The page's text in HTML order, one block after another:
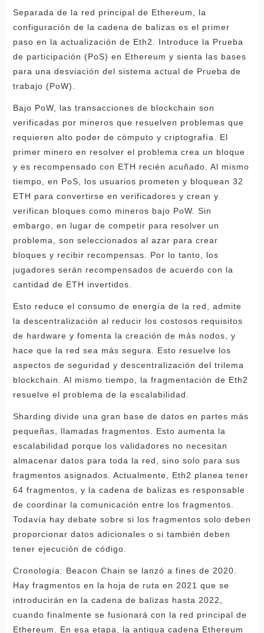
Separada de la red principal de Ethereum, la
configuración de la cadena de balizas es el primer
paso en la actualización de Eth2. Introduce la Prueba
de participación (PoS) en Ethereum y sienta las bases
para una desviación del sistema actual de Prueba de
trabajo (PoW).
Bajo PoW, las transacciones de blockchain son
verificadas por mineros que resuelven problemas que
requieren alto poder de cómputo y criptografía. El
primer minero en resolver el problema crea un bloque
y es recompensado con ETH recién acuñado. Al mismo
tiempo, en PoS, los usuarios prometen y bloquean 32
ETH para convertirse en verificadores y crean y
verifican bloques como mineros bajo PoW. Sin
embargo, en lugar de competir para resolver un
problema, son seleccionados al azar para crear
bloques y recibir recompensas. Por lo tanto, los
jugadores serán recompensados ​​de acuerdo con la
cantidad de ETH invertidos.
Esto reduce el consumo de energía de la red, admite
la descentralización al reducir los costosos requisitos
de hardware y fomenta la creación de más nodos, y
hace que la red sea más segura. Esto resuelve los
aspectos de seguridad y descentralización del trilema
blockchain. Al mismo tiempo, la fragmentación de Eth2
resuelve el problema de la escalabilidad.
Sharding divide una gran base de datos en partes más
pequeñas, llamadas fragmentos. Esto aumenta la
escalabilidad porque los validadores no necesitan
almacenar datos para toda la red, sino solo para sus
fragmentos asignados. Actualmente, Eth2 planea tener
64 fragmentos, y la cadena de balizas es responsable
de coordinar la comunicación entre los fragmentos.
Todavía hay debate sobre si los fragmentos solo deben
proporcionar datos adicionales o si también deben
tener ejecución de código.
Cronología: Beacon Chain se lanzó a fines de 2020.
Hay fragmentos en la hoja de ruta en 2021 que se
introducirán en la cadena de balizas hasta 2022,
cuando finalmente se fusionará con la red principal de
Ethereum. En esa etapa, la antigua cadena Ethereum